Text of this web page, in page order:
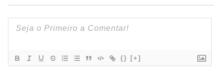
{} [+]